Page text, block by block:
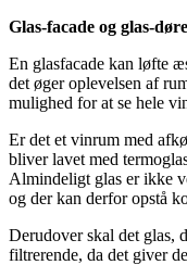
Glas-facade og glas-døre
En glasfacade kan løfte
det øger oplevelsen af
mulighed for at se hele
Er det et vinrum med
bliver lavet med
Almindeligt glas er ikke
og der kan derfor opstå
Derudover skal det
filtrerende, da det giver